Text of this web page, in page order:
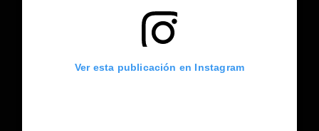
Ver esta publicación en Instagram